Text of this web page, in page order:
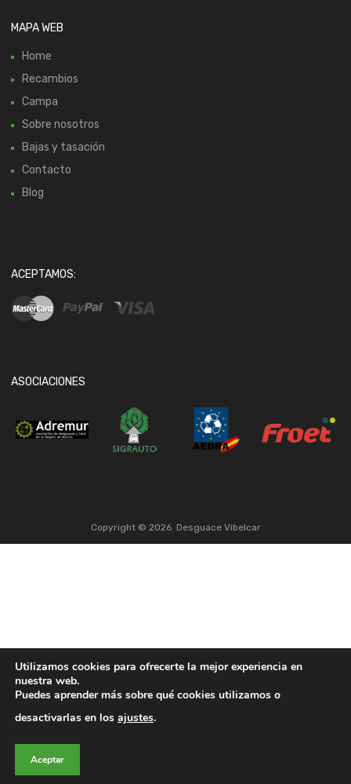
MAPA WEB
Home
Recambios
Campa
Sobre nosotros
Bajas y tasación
Contacto
Blog
ACEPTAMOS:
ASOCIACIONES
Copyright © 2026 Desguace Vibelcar
Utilizamos cookies para ofrecerte la mejor experiencia en
nuestra web.
Puedes aprender más sobre qué cookies utilizamos o
desactivarlas en los ajustes.
Aceptar